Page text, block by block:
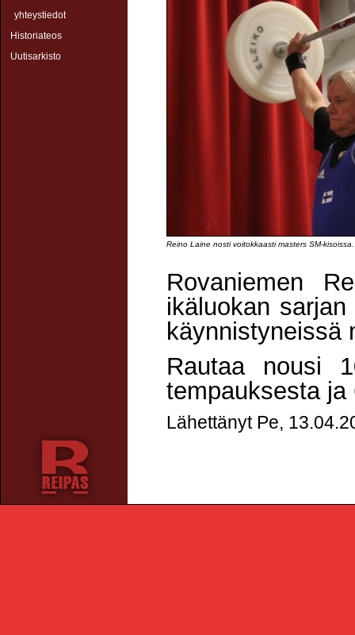
yhteystiedot
Historiateos
Uutisarkisto
Kuvateksti:
Reino Laine nosti voitokkaasti masters SM-kisoissa.
Rovaniemen
ikäluokan
käynnistyneissä
Rautaa nousi
tempauksesta
Lähettänyt Pe,